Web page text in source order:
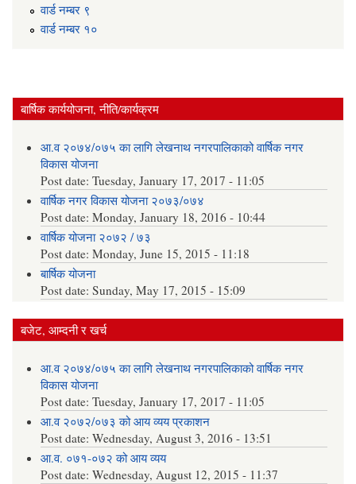
वार्ड न‌म्बर ९
वार्ड न‌म्बर १०
बार्षिक कार्ययोजना, नीति/कार्यक्रम
आ.व २०७४/०७५ का लागि लेखनाथ नगरपालिकाको वार्षिक नगर
विकास योजना
Post date:Tuesday, January 17, 2017 - 11:05
वार्षिक नगर विकास योजना २०७३/०७४
Post date:Monday, January 18, 2016 - 10:44
वार्षिक योजना २०७२ / ७३
Post date:Monday, June 15, 2015 - 11:18
बार्षिक योजना
Post date:Sunday, May 17, 2015 - 15:09
बजेट, आम्दनी र खर्च
आ.व २०७४/०७५ का लागि लेखनाथ नगरपालिकाको वार्षिक नगर
विकास योजना
Post date:Tuesday, January 17, 2017 - 11:05
आ.व २०७२/०७३ को आय व्यय प्रकाशन
Post date:Wednesday, August 3, 2016 - 13:51
आ.व. ०७१-०७२ को आय व्यय
Post date:Wednesday, August 12, 2015 - 11:37